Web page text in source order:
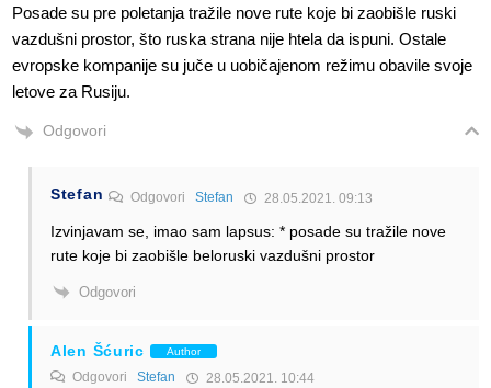
Posade su pre poletanja tražile nove rute koje bi zaobišle ruski
vazdušni prostor, što ruska strana nije htela da ispuni. Ostale
evropske kompanije su juče u uobičajenom režimu obavile svoje
letove za Rusiju.
Odgovori
Stefan OdgovoriStefan 28.05.2021. 09:13
Izvinjavam se, imao sam lapsus: * posade su tražile nove
rute koje bi zaobišle beloruski vazdušni prostor
Odgovori
Alen Šćuric Author
Odgovori Stefan 28.05.2021. 10:44